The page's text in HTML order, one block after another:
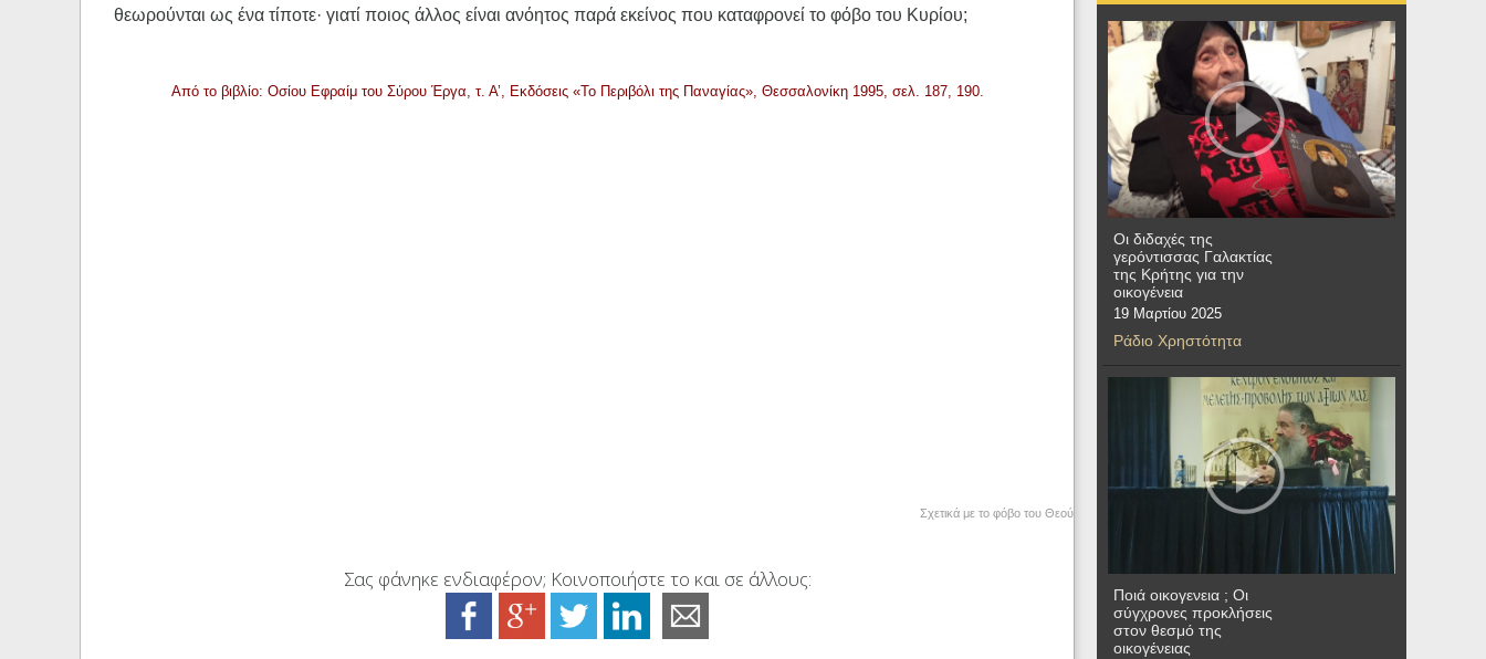
θεωρούνται ως ένα τίποτε· γιατί ποιος άλλος είναι ανόητος παρά εκείνος που καταφρονεί το φόβο του Κυρίου;
Από το βιβλίο: Οσίου Εφραίμ του Σύρου Έργα, τ. Α’, Εκδόσεις «Το Περιβόλι της Παναγίας», Θεσσαλονίκη 1995, σελ. 187, 190.
Σχετικά με το φόβο του Θεού
Σας φάνηκε ενδιαφέρον; Κοινοποιήστε το και σε άλλους:
Οι διδαχές της
γερόντισσας Γαλακτίας
της Κρήτης για την
οικογένεια
19 Μαρτίου 2025
Ράδιο Χρηστότητα
Ποιά οικογενεια ; Οι
σύγχρονες προκλήσεις
στον θεσμό της
οικογένειας